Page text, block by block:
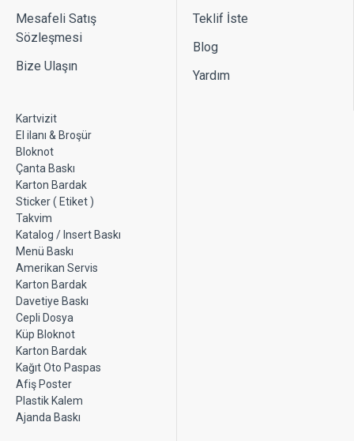
Mesafeli Satış
Sözleşmesi
Bize Ulaşın
Teklif İste
Blog
Yardım
Kartvizit
El ilanı & Broşür
Bloknot
Çanta Baskı
Karton Bardak
Sticker ( Etiket )
Takvim
Katalog / Insert Baskı
Menü Baskı
Amerikan Servis
Karton Bardak
Davetiye Baskı
Cepli Dosya
Küp Bloknot
Karton Bardak
Kağıt Oto Paspas
Afiş Poster
Plastik Kalem
Ajanda Baskı